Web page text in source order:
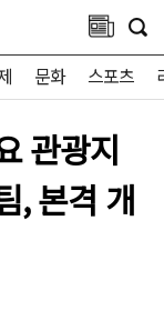
문화 스포츠
관광지
, 본격 개